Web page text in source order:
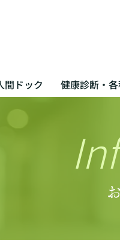
間ドック 健康診断・